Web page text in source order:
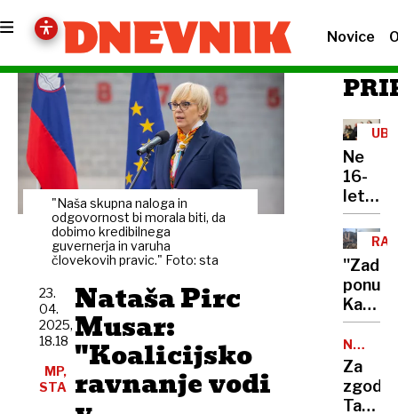
Novice
"Naša skupna naloga in
odgovornost bi morala biti, da
dobimo kredibilnega
guvernerja in varuha
človekovih pravic." Foto: sta
Nataša Pirc
Musar:
"Koalicijsko
ravnanje vodi
23.
04.
2025,
18.18
MP,
STA
Ne
16-
ne
ni
uspelo
Kaj
vse
je
Trump
Putinu
NOV
USPEH
Za
Tadej